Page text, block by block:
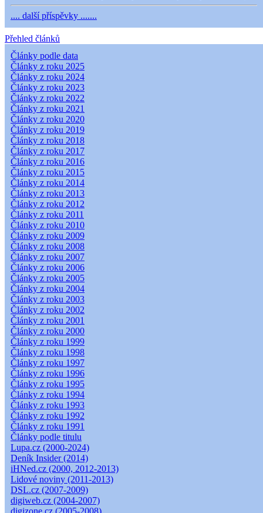
.... další příspěvky .......
Přehled článků
Články podle data
Články z roku 2025
Články z roku 2024
Články z roku 2023
Články z roku 2022
Články z roku 2021
Články z roku 2020
Články z roku 2019
Články z roku 2018
Články z roku 2017
Články z roku 2016
Články z roku 2015
Články z roku 2014
Články z roku 2013
Články z roku 2012
Články z roku 2011
Články z roku 2010
Články z roku 2009
Články z roku 2008
Články z roku 2007
Články z roku 2006
Články z roku 2005
Články z roku 2004
Články z roku 2003
Články z roku 2002
Články z roku 2001
Články z roku 2000
Články z roku 1999
Články z roku 1998
Články z roku 1997
Články z roku 1996
Články z roku 1995
Články z roku 1994
Články z roku 1993
Články z roku 1992
Články z roku 1991
Články podle titulu
Lupa.cz (2000-2024)
Deník Insider (2014)
iHNed.cz (2000, 2012-2013)
Lidové noviny (2011-2013)
DSL.cz (2007-2009)
digiweb.cz (2004-2007)
digizone.cz (2005-2008)